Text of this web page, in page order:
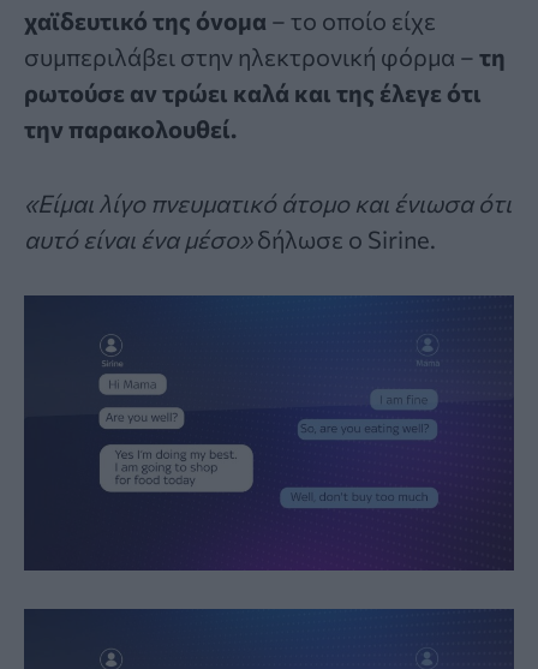
χαϊδευτικό της όνομα – το οποίο είχε
συμπεριλάβει στην ηλεκτρονική φόρμα – τη
ρωτούσε αν τρώει καλά και της έλεγε ότι
την παρακολουθεί.
«Είμαι λίγο πνευματικό άτομο και ένιωσα ότι
αυτό είναι ένα μέσο»δήλωσε ο Sirine.